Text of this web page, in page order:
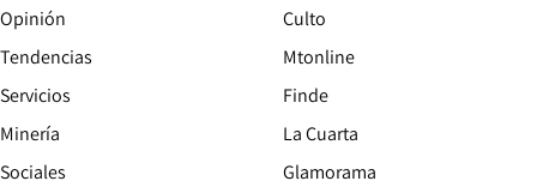
Opinión
Tendencias
Servicios
Minería
Sociales
Culto
Mtonline
Finde
La Cuarta
Glamorama